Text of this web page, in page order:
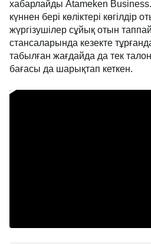
хабарлайды Аtameken
күннен бері көліктері көгілдір
жүргізушілер сұйық отын
стансаларында кезекте
табылған жағдайда да тек
бағасы да шарықтап кеткен.